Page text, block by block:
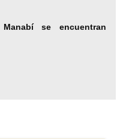
se encuentran